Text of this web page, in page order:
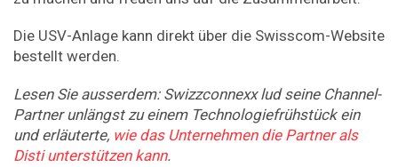
Die USV-Anlage kann direkt über die Swisscom-Website
bestellt werden.
Lesen Sie ausserdem: Swizzconnexx lud seine Channel-
Partner unlängst zu einem Technologiefrühstück ein
und erläuterte, wie das Unternehmen die Partner als
Disti unterstützen kann.